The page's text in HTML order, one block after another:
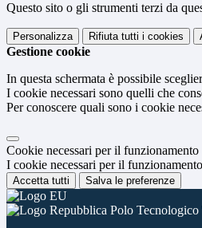
Questo sito o gli strumenti terzi da
Personalizza Rifiuta tutti i cookies
Gestione cookie
In questa schermata è possibile
I cookie necessari sono quelli che
Per conoscere quali sono i cookie
Cookie necessari per il funzionamento
I cookie necessari per il
Accetta tutti Salva le preferenze
Polo